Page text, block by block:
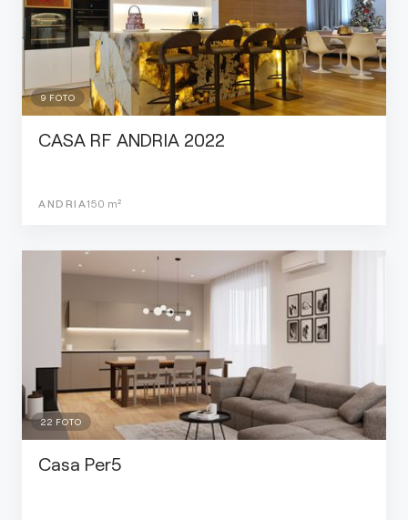
9 FOTO
CASA RF ANDRIA 2022
ANDRIA150 m²
22 FOTO
Casa Per5